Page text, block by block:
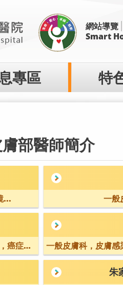
網站導覽
Smart
專區 特
部醫師簡介
... 一般
癌症研
一般皮膚科，皮膚
朱